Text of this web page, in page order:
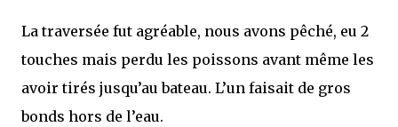
La traversée fut agréable, nous avons pêché, eu 2
touches mais perdu les poissons avant même les
avoir tirés jusqu’au bateau. L’un faisait de gros
bonds hors de l’eau.